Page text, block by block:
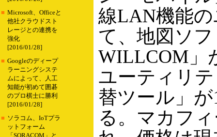
■ Microsoft、Officeと
他社クラウドスト
レージとの連携を
強化
[2016/01/28]
■ Googleのディープ
ラーニングシステ
ムによって、人工
知能が初めて囲碁
のプロ棋士に勝利
[2016/01/28]
■ ソラコム、IoTプラ
ットフォーム
「SORACOM」と
線LAN機能
て、地図ソ
WILLCOM」
ユーティリ
替ツール」
る。マカフ